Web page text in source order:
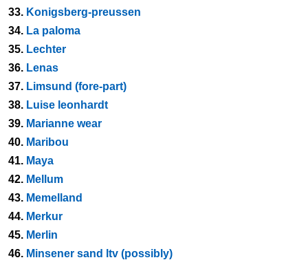
33. Konigsberg-preussen
34. La paloma
35. Lechter
36. Lenas
37. Limsund (fore-part)
38. Luise leonhardt
39. Marianne wear
40. Maribou
41. Maya
42. Mellum
43. Memelland
44. Merkur
45. Merlin
46. Minsener sand ltv (possibly)